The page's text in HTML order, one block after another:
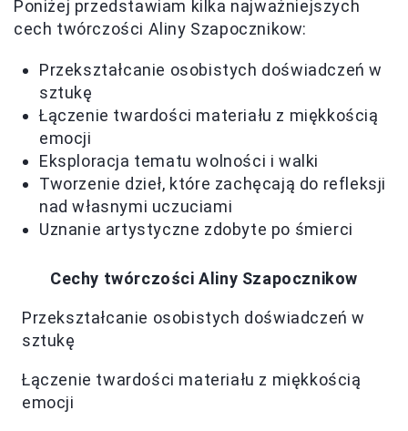
Poniżej przedstawiam kilka najważniejszych
cech twórczości Aliny Szapocznikow:
Przekształcanie osobistych doświadczeń w
sztukę
Łączenie twardości materiału z miękkością
emocji
Eksploracja tematu wolności i walki
Tworzenie dzieł, które zachęcają do refleksji
nad własnymi uczuciami
Uznanie artystyczne zdobyte po śmierci
Cechy twórczości Aliny Szapocznikow
Przekształcanie osobistych doświadczeń w
sztukę
Łączenie twardości materiału z miękkością
emocji